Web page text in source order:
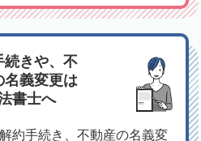
続きや、不
名義変更は
書士へ
約手続き、不動産の名義変